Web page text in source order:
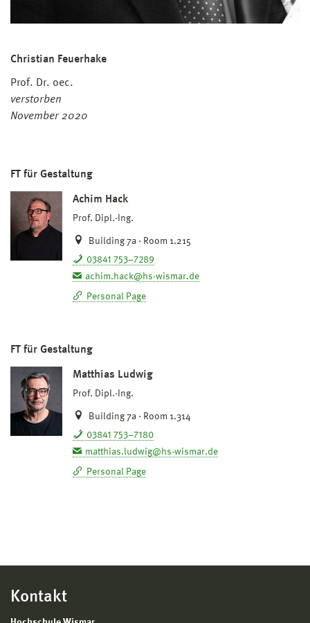
Christian Feuerhake
Prof. Dr. oec.
verstorben
November 2020
FT für Gestaltung
Achim Hack
Prof. Dipl.-Ing.
Building 7a · Room 1.215
03841 753–7289
achim.hack@hs-wismar.de
Personal Page
FT für Gestaltung
Matthias Ludwig
Prof. Dipl.-Ing.
Building 7a · Room 1.314
03841 753–7180
matthias.ludwig@hs-wismar.de
Personal Page
Kontakt